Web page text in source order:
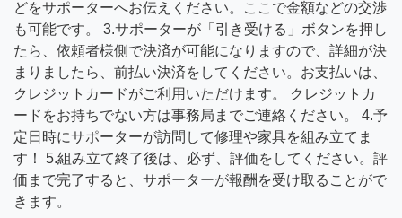
どをサポーターへお伝えください。ここで金額などの交渉
も可能です。 3.サポーターが「引き受ける」ボタンを押し
たら、依頼者様側で決済が可能になりますので、詳細が決
まりましたら、前払い決済をしてください。お支払いは、
クレジットカードがご利用いただけます。 クレジットカ
ードをお持ちでない方は事務局までご連絡ください。 4.予
定日時にサポーターが訪問して修理や家具を組み立てま
す！ 5.組み立て終了後は、必ず、評価をしてください。評
価まで完了すると、サポーターが報酬を受け取ることがで
きます。